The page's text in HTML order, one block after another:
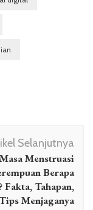
Selanjutnya
Masa Menstruasi
Berapa
Fakta, Tahapan,
Menjaganya